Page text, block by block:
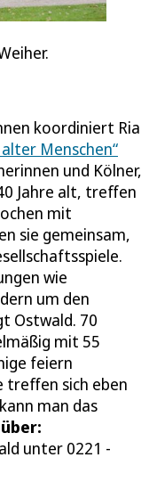
koordiniert Ria
Menschen“
und Kölner,
Jahre alt, treffen
mit
sie gemeinsam,
wie
um den
Ostwald. 70
mit 55
feiern
treffen sich eben
man das
unter 0221 -